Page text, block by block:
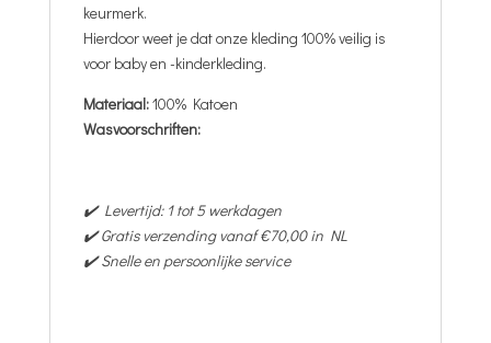
keurmerk.
Hierdoor weet je dat onze kleding 100% veilig is
voor baby en -kinderkleding.
Materiaal:100% Katoen
Wasvoorschriften:
✔️ Levertijd: 1 tot 5 werkdagen
✔️ Gratis verzending vanaf €70,00 in NL
✔️ Snelle en persoonlijke service